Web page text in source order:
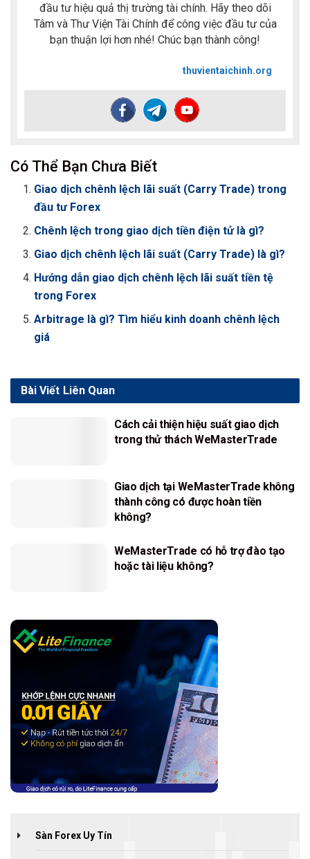
đầu tư hiệu quả thị trường tài chính. Hãy theo dõi
Tâm và Thư Viện Tài Chính để công việc đầu tư của
bạn thuận lợi hơn nhé! Chúc bạn thành công!
thuvientaichinh.org
Có Thể Bạn Chưa Biết
Giao dịch chênh lệch lãi suất (Carry Trade) trong
đầu tư Forex
Chênh lệch trong giao dịch tiền điện tử là gì?
Giao dịch chênh lệch lãi suất (Carry Trade) là gì?
Hướng dẫn giao dịch chênh lệch lãi suất tiền tệ
trong Forex
Arbitrage là gì? Tìm hiểu kinh doanh chênh lệch
giá
Liên Quan
Bài Viết
Cách cải thiện hiệu suất giao dịch
trong thử thách WeMasterTrade
Giao dịch tại WeMasterTrade không
thành công có được hoàn tiền
không?
WeMasterTrade có hỗ trợ đào tạo
hoặc tài liệu không?
Sàn Forex Uy Tín